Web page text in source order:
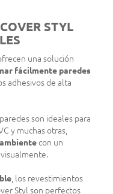
STYL
una solución
fácilmente paredes
adhesivos de alta
son ideales para
y muchas otras,
con un
, los revestimientos
Styl son perfectos